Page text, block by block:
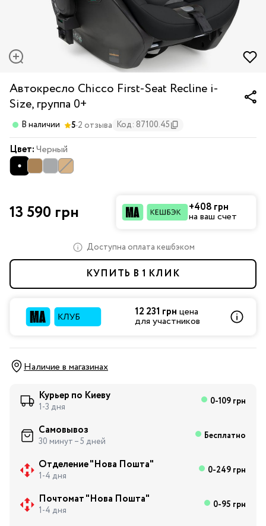
Автокресло Chicco First-Seat Recline i-
Size, группа 0+
В наличии 5·2 отзыва Код: 87100.45
Цвет:Черный
13 590 грн +408 грн
на ваш счет
Доступна оплата кешбэком
КУПИТЬ В 1 КЛИК
12 231 грн цена
для участников
Наличие в магазинах
Курьер по Киеву
1-3 дня 0-109 грн
Самовывоз
30 минут – 5 дней Бесплатно
Отделение "Нова Пошта"
1-4 дня 0-249 грн
Почтомат "Нова Пошта"
1-4 дня 0-95 грн